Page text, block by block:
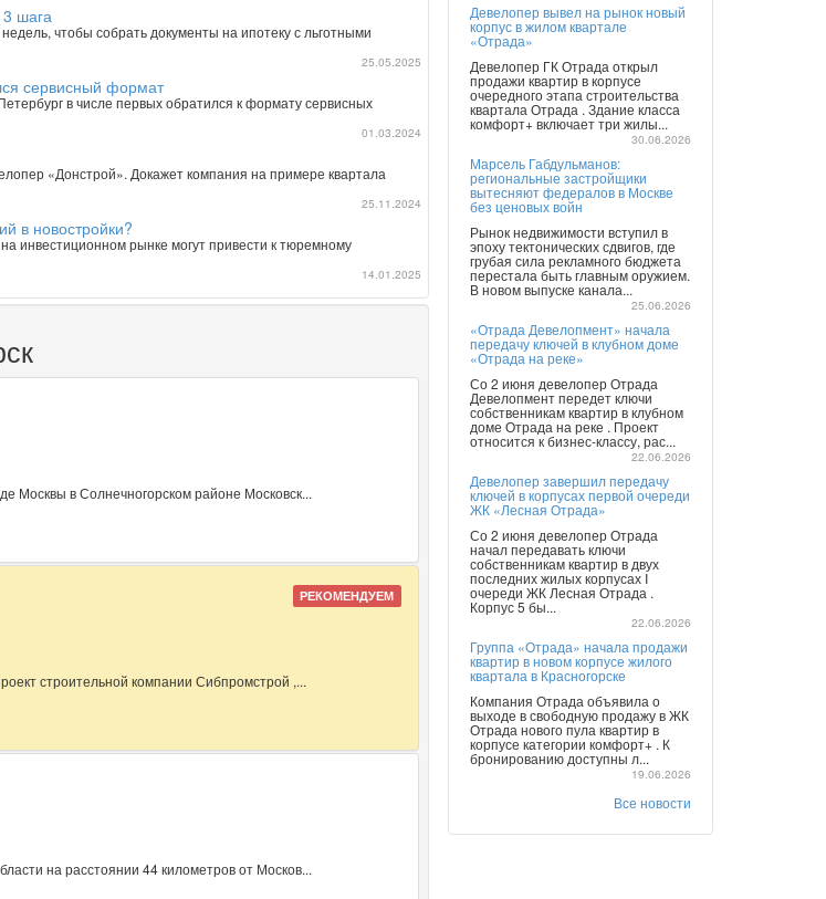
шага
чтобы собрать документы на ипотеку с льготными
25.05.2025
сервисный формат
в числе первых обратился к формату сервисных
01.03.2024
«Донстрой». Докажет компания на примере квартала
25.11.2024
в новостройки?
инвестиционном рынке могут привести к тюремному
14.01.2025
Москвы в Солнечногорском районе Московск...
РЕКОМЕНДУЕМ
строительной компании Сибпромстрой ,...
на расстоянии 44 километров от Москов...
Девелопер вывел на рынок новый
корпус в жилом квартале
«Отрада»
Девелопер ГК Отрада открыл
продажи квартир в корпусе
очередного этапа строительства
квартала Отрада . Здание класса
комфорт+ включает три жилы...
30.06.2026
Марсель Габдульманов:
региональные застройщики
вытесняют федералов в Москве
без ценовых войн
Рынок недвижимости вступил в
эпоху тектонических сдвигов, где
грубая сила рекламного бюджета
перестала быть главным оружием.
В новом выпуске канала...
25.06.2026
«Отрада Девелопмент» начала
передачу ключей в клубном доме
«Отрада на реке»
Со 2 июня девелопер Отрада
Девелопмент передет ключи
собственникам квартир в клубном
доме Отрада на реке . Проект
относится к бизнес-классу, рас...
22.06.2026
Девелопер завершил передачу
ключей в корпусах первой очереди
ЖК «Лесная Отрада»
Со 2 июня девелопер Отрада
начал передавать ключи
собственникам квартир в двух
последних жилых корпусах I
очереди ЖК Лесная Отрада .
Корпус 5 бы...
22.06.2026
Группа «Отрада» начала продажи
квартир в новом корпусе жилого
квартала в Красногорске
Компания Отрада объявила о
выходе в свободную продажу в ЖК
Отрада нового пула квартир в
корпусе категории комфорт+ . К
бронированию доступны л...
19.06.2026
Все новости